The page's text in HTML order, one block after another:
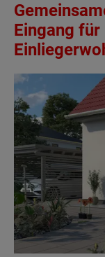
Eingang für